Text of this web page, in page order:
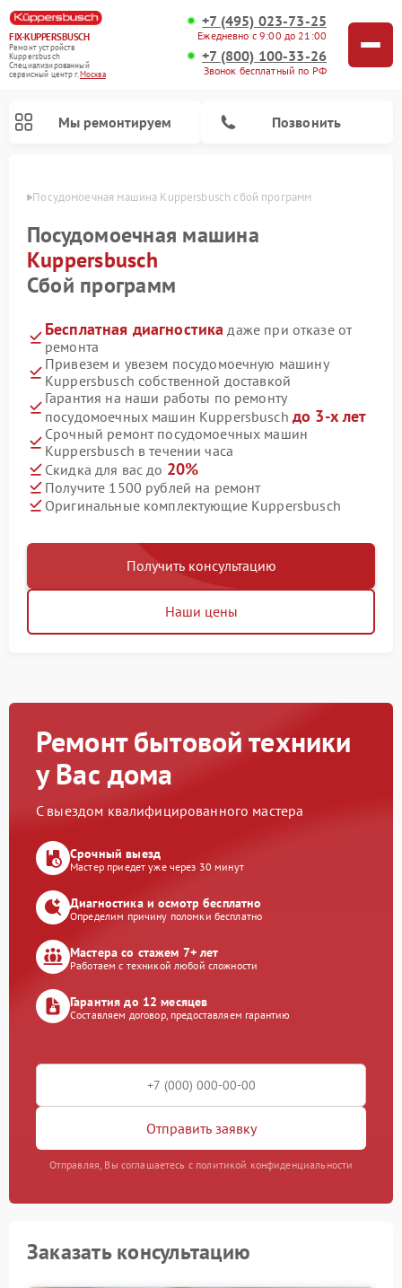
FIX-KUPPERSBUSCH
Ремонт устройств
Kuppersbusch
Специализированный
cервисный центр г.Москва
+7 (495) 023-73-25
Ежедневно с 9:00 до 21:00
+7 (800) 100-33-26
Звонок бесплатный по РФ
Мы ремонтируем Позвонить
Посудомоечная машина Kuppersbusch сбой программ
Посудомоечная машина
Kuppersbusch
Сбой программ
Бесплатная диагностика даже при отказе от
ремонта
Привезем и увезем посудомоечную машину
Kuppersbusch собственной доставкой
Гарантия на наши работы по ремонту
посудомоечных машин Kuppersbusch до 3-х лет
Срочный ремонт посудомоечных машин
Kuppersbusch в течении часа
Скидка для вас до 20%
Получите 1500 рублей на ремонт
Оригинальные комплектующие Kuppersbusch
Получить консультацию
Наши цены
Ремонт бытовой техники
у Вас дома
С выездом квалифицированного мастера
Срочный выезд
Мастер приедет уже через 30 минут
Диагностика и осмотр бесплатно
Определим причину поломки бесплатно
Мастера со стажем 7+ лет
Работаем с техникой любой сложности
Гарантия до 12 месяцев
Составляем договор, предоставляем гарантию
Отправить заявку
Отправляя, Вы соглашаетесь с политикой конфиденциальности
Заказать консультацию